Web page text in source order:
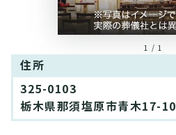
1 / 1
住所
325-0103
栃木県那須塩原市青木17-10